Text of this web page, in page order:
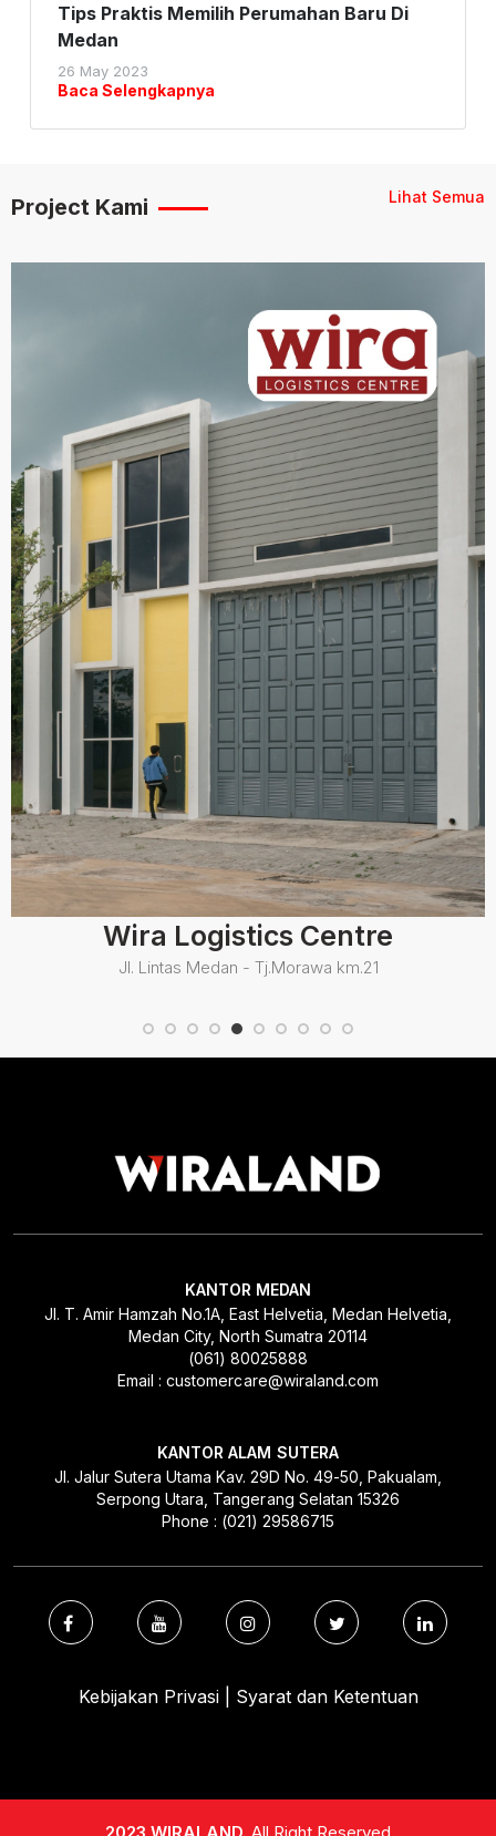
Tips Praktis Memilih Perumahan Baru Di
Medan
26 May 2023
Baca Selengkapnya
Project Kami Lihat Semua
Wira Logistics Centre
Jl. Lintas Medan - Tj.Morawa km.21
KANTOR MEDAN
Jl. T. Amir Hamzah No.1A, East Helvetia, Medan Helvetia,
Medan City, North Sumatra 20114
(061) 80025888
Email : customercare@wiraland.com
KANTOR ALAM SUTERA
Jl. Jalur Sutera Utama Kav. 29D No. 49-50, Pakualam,
Serpong Utara, Tangerang Selatan 15326
Phone : (021) 29586715
Kebijakan Privasi | Syarat dan Ketentuan
2023 WIRALAND. All Right Reserved